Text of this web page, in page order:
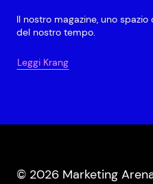
Il nostro magazine, uno
del nostro tempo.
Leggi Krang
© 2026 Marketing